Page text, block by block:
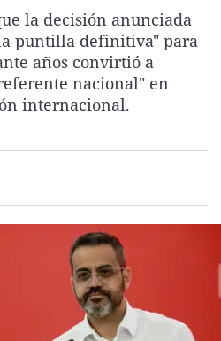
La rosa de los vientos
Gente viajera
Como el perro y el
Caso
Retornados
Equipo de
Operación Viuda
Extremadura
Galicia
La Rioja
Navarra
Virales
Televisión
Elecciones
la decisión anunciada
puntilla definitiva" para
años convirtió a
nacional" en
internacional.